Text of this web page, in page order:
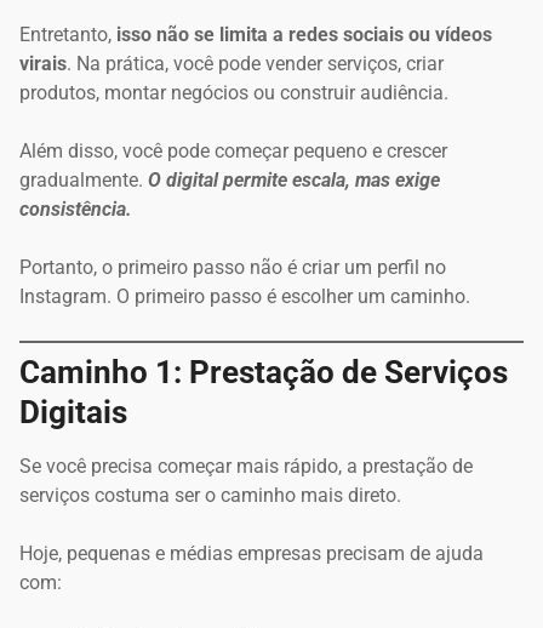
Entretanto, isso não se limita a redes sociais ou vídeos
virais. Na prática, você pode vender serviços, criar
produtos, montar negócios ou construir audiência.
Além disso, você pode começar pequeno e crescer
gradualmente. O digital permite escala, mas exige
consistência.
Portanto, o primeiro passo não é criar um perfil no
Instagram. O primeiro passo é escolher um caminho.
Caminho 1: Prestação de Serviços
Digitais
Se você precisa começar mais rápido, a prestação de
serviços costuma ser o caminho mais direto.
Hoje, pequenas e médias empresas precisam de ajuda
com: